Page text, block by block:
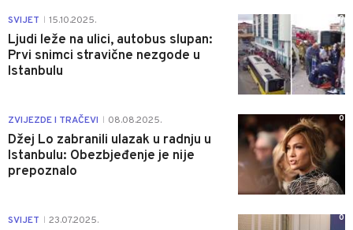
SVIJET 15.10.2025.
Ljudi leže na ulici, autobus slupan:
Prvi snimci stravične nezgode u
Istanbulu
0
ZVIJEZDE I TRAČEVI 08.08.2025.
Džej Lo zabranili ulazak u radnju u
Istanbulu: Obezbjeđenje je nije
prepoznalo
0
SVIJET 23.07.2025. 0